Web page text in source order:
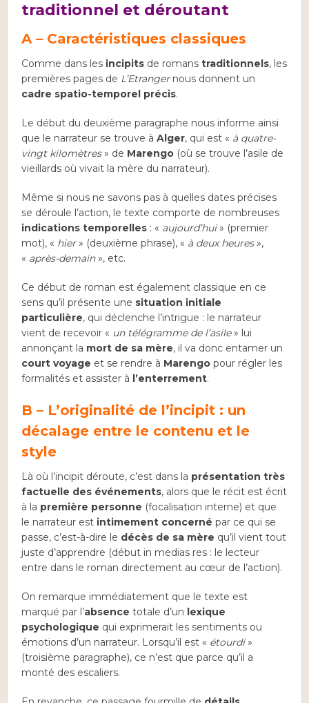
traditionnel et déroutant
A – Caractéristiques classiques
Comme dans les incipits de romanstraditionnels, les
premières pages de L’Etrangernous donnent un
cadre spatio-temporel précis.
Le début du deuxième paragraphe nous informe ainsi
que le narrateur se trouve àAlger, qui est « à quatre-
vingt kilomètres» de Marengo (où se trouve l’asile de
vieillards où vivait la mère du narrateur).
Même si nous ne savons pas à quelles dates précises
se déroule l’action, le texte comporte de nombreuses
indications temporelles : « aujourd’hui» (premier
mot), « hier» (deuxième phrase), « à deux heures»,
« après-demain», etc.
Ce début de roman est également classique en ce
sens qu’il présente une situation initiale
particulière, qui déclenche l’intrigue : le narrateur
vient de recevoir « un télégramme de l’asile» lui
annonçant la mort de sa mère, il va donc entamer un
court voyage et se rendre à Marengo pour régler les
formalités et assister à l’enterrement.
B – L’originalité de l’incipit : un
décalage entre le contenu et le
style
Là où l’incipit déroute, c’est dans la présentation très
factuelle des événements, alors que le récit est écrit
à la première personne (focalisation interne) et que
le narrateur est intimement concerné par ce qui se
passe, c’est-à-dire le décès de sa mère qu’il vient tout
juste d’apprendre (début in medias res : le lecteur
entre dans le roman directement au cœur de l’action).
On remarque immédiatement que le texte est
marqué par l’absence totale d’un lexique
psychologique qui exprimerait les sentiments ou
émotions d’un narrateur. Lorsqu’il est « étourdi»
(troisième paragraphe), ce n’est que parce qu’il a
monté des escaliers.